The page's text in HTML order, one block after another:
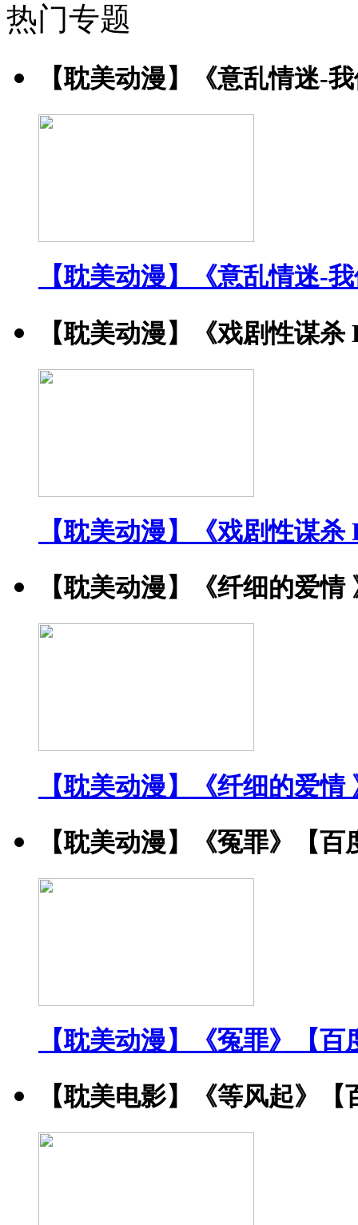
热门专题
【耽美动漫】《意乱情迷-
【耽美动漫】《意乱情迷-
【耽美动漫】《戏剧性谋
【耽美动漫】《戏剧性谋
【耽美动漫】《纤细的爱
【耽美动漫】《纤细的爱
【耽美动漫】《冤罪》【
【耽美动漫】《冤罪》【
【耽美电影】《等风起》【